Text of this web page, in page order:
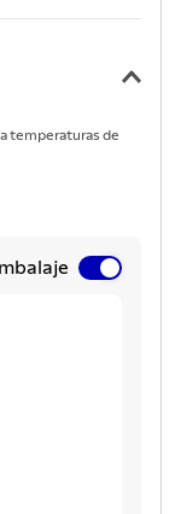
temperaturas de